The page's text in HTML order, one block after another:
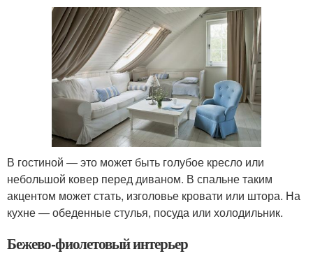
В гостиной ― это может быть голубое кресло или
небольшой ковер перед диваном. В спальне таким
акцентом может стать, изголовье кровати или штора. На
кухне ― обеденные стулья, посуда или холодильник.
Бежево-фиолетовый интерьер